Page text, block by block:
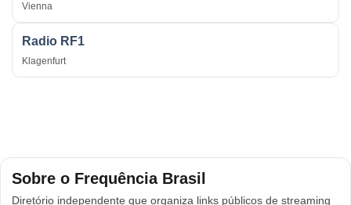
Vienna
Radio RF1
Klagenfurt
Sobre o Frequência Brasil
Diretório independente que organiza links públicos de streaming